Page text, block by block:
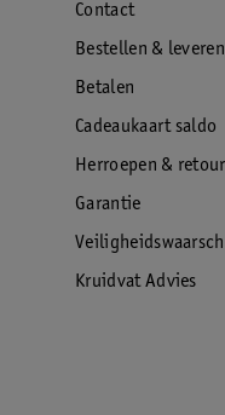
Contact
Bestellen & leveren
Betalen
Cadeaukaart saldo
Herroepen &
Garantie
Kruidvat Advies